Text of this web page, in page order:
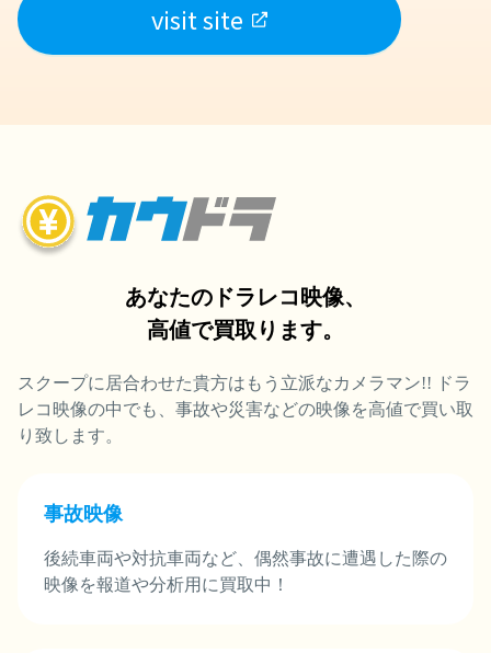
visit site
あなたのドラレコ映像、
高値で買取ります。
スクープに居合わせた貴方はもう立派なカメラマン!! ドラ
レコ映像の中でも、事故や災害などの映像を高値で買い取
り致します。
事故映像
後続車両や対抗車両など、偶然事故に遭遇した際の
映像を報道や分析用に買取中！